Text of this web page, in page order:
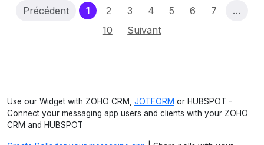
Précédent 1(current)
2 3 4 5 6 7
…
10
Suivant
Use our Widget with ZOHO CRM, JOTFORM or HUBSPOT -
Connect your messaging app users and clients with your ZOHO
CRM and HUBSPOT